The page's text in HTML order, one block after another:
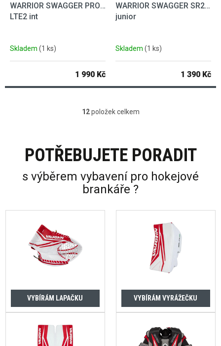
WARRIOR SWAGGER PRO
LTE2 int
Skladem (1 ks)
1 990 Kč
WARRIOR SWAGGER SR2
junior
Skladem (1 ks)
1 390 Kč
Ovládací prvky výpisu
12položek celkem
POTŘEBUJETE PORADIT
s výběrem vybavení pro hokejové
brankáře ?
VYBÍRÁM LAPAČKU VYBÍRÁM VYRÁŽEČKU